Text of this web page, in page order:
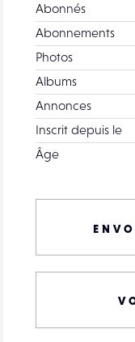
Abonnés
Abonnements
Photos
Albums
Annonces
Inscrit depuis le
Âge